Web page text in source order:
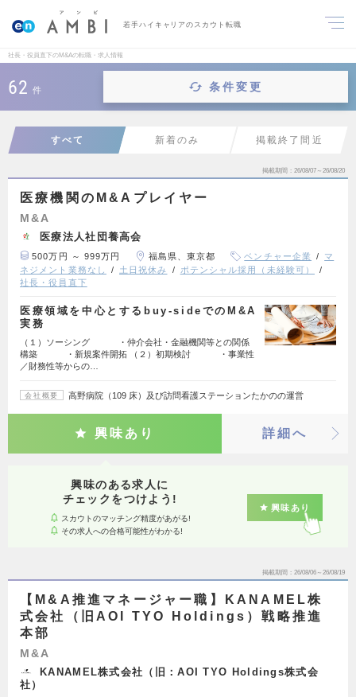
若手ハイキャリアのスカウト転職
社長・役員直下のM&Aの転職・求人情報
62 件 条件変更
すべて 新着のみ 掲載終了間近
掲載期間 26/08/07～26/08/20
医療機関のM&Aプレイヤー
M&A
医療法人社団養高会
500万円 ～ 999万円 福島県、東京都 ベンチャー企業
マ
ネジメント業務なし
土日祝休み
ポテンシャル採用（未経験可）
社長・役員直下
医療領域を中心とするbuy-sideでのM&A
実務
（１）ソーシング ・仲介会社・金融機関等との関係
構築 ・新規案件開拓 （２）初期検討 ・事業性
／財務性等からの…
会社概要 高野病院（109 床）及び訪問看護ステーションたかのの運営
興味あり 詳細へ
興味のある求人に
チェックをつけよう!
スカウトのマッチング精度があがる!
その求人への合格可能性がわかる!
興味あり
掲載期間 26/08/06～26/08/19
【M&A推進マネージャー職】KANAMEL株
式会社（旧AOI TYO Holdings）戦略推進
本部
M&A
KANAMEL株式会社（旧：AOI TYO Holdings株式会
社）